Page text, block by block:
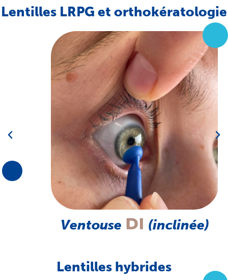
Lentilles LRPG et orthokératologie​
Ventouse (inclinée)
Lentilles hybrides​